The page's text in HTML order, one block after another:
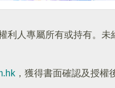
人專屬所有或持有。未
，獲得書面確認及授權